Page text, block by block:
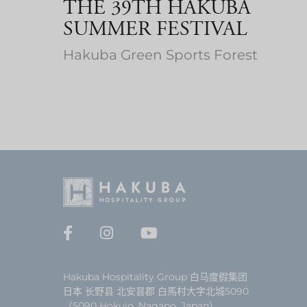
THE 39TH HAKUBA
SUMMER FESTIVAL
Hakuba Green Sports Forest
Hakuba Hospitality Group 白马度假集团
日本 长野县 北安昙郡 白馬村大字北城5090